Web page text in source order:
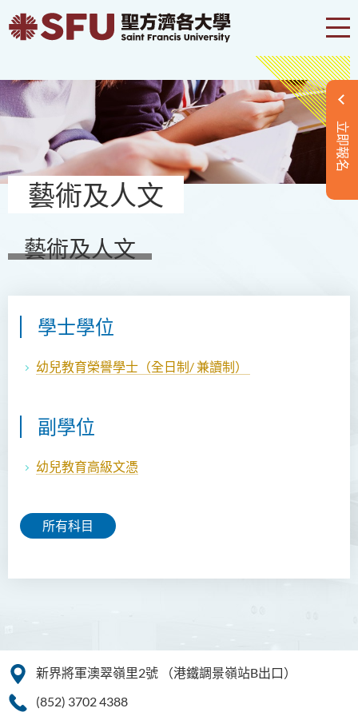
立即報名
藝術及人文
藝術及人文
學士學位
幼兒教育榮譽學士（全日制/ 兼讀制）
副學位
幼兒教育高級文憑
所有科目
新界將軍澳翠嶺里2號
（港鐵調景嶺站B出口）
(852) 3702 4388